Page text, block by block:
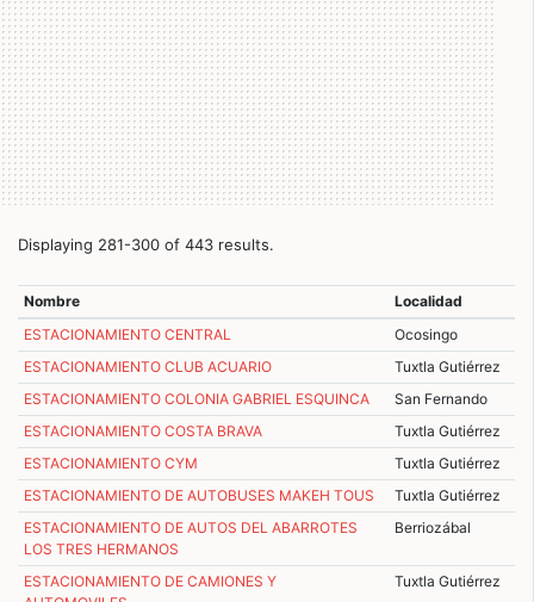
Displaying 281-300 of 443 results.
Nombre
Localidad
ESTACIONAMIENTO CENTRAL
Ocosingo
ESTACIONAMIENTO CLUB ACUARIO
Tuxtla Gutiérrez
ESTACIONAMIENTO COLONIA GABRIEL ESQUINCA
San Fernando
ESTACIONAMIENTO COSTA BRAVA
Tuxtla Gutiérrez
ESTACIONAMIENTO CYM
Tuxtla Gutiérrez
ESTACIONAMIENTO DE AUTOBUSES MAKEH TOUS
Tuxtla Gutiérrez
ESTACIONAMIENTO DE AUTOS DEL ABARROTES
LOS TRES HERMANOS
Berriozábal
ESTACIONAMIENTO DE CAMIONES Y
Tuxtla Gutiérrez